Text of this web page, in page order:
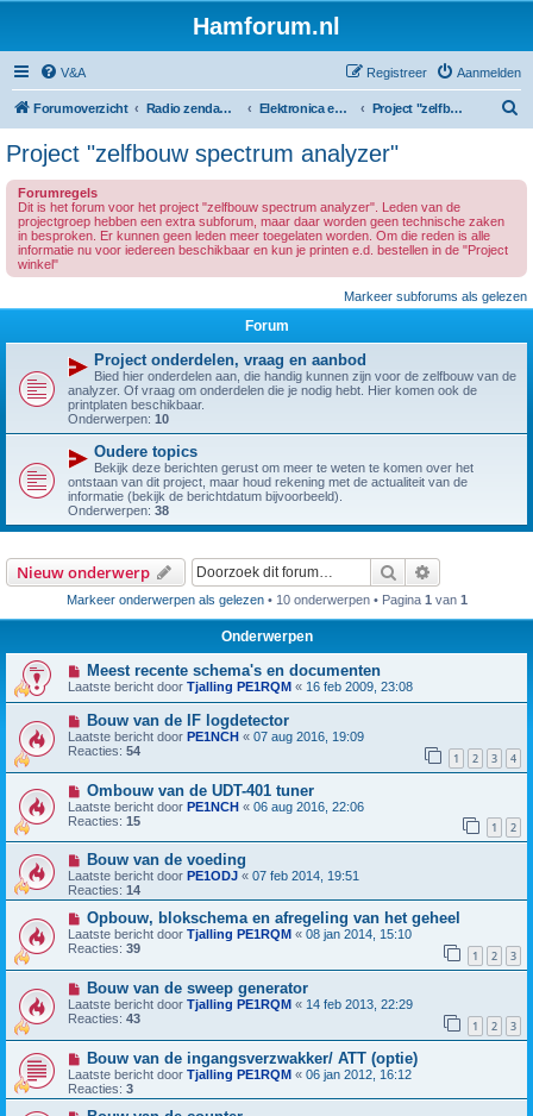
Hamforum.nl
V&A Aanmelden
Registreer
Forumoverzicht Radio zendamateur, luisteramateur en elektronica zelfbouw Elektronica en zelfbouw Project "zelfbouw spectrum analyzer"
Project "zelfbouw spectrum analyzer"
Forumregels
Dit is het forum voor het project "zelfbouw spectrum analyzer". Leden van de
projectgroep hebben een extra subforum, maar daar worden geen technische zaken
in besproken. Er kunnen geen leden meer toegelaten worden. Om die reden is alle
informatie nu voor iedereen beschikbaar en kun je printen e.d. bestellen in de "Project
winkel"
Markeer subforums als gelezen
Forum
Project onderdelen, vraag en aanbod
Bied hier onderdelen aan, die handig kunnen zijn voor de zelfbouw van de
analyzer. Of vraag om onderdelen die je nodig hebt. Hier komen ook de
printplaten beschikbaar.
Onderwerpen: 10
Oudere topics
Bekijk deze berichten gerust om meer te weten te komen over het
ontstaan van dit project, maar houd rekening met de actualiteit van de
informatie (bekijk de berichtdatum bijvoorbeeld).
Onderwerpen: 38
Nieuw onderwerp Zoek
Markeer onderwerpen als gelezen• 10 onderwerpen • Pagina 1 van 1
Onderwerpen
Meest recente schema's en documenten
Laatste bericht door Tjalling PE1RQM « 16 feb 2009, 23:08
Bouw van de IF logdetector
Laatste bericht door PE1NCH « 07 aug 2016, 19:09
Reacties: 54 1 2 3 4
Ombouw van de UDT-401 tuner
Laatste bericht door PE1NCH « 06 aug 2016, 22:06
Reacties: 15 1 2
Bouw van de voeding
Laatste bericht door PE1ODJ « 07 feb 2014, 19:51
Reacties: 14
Opbouw, blokschema en afregeling van het geheel
Laatste bericht door Tjalling PE1RQM « 08 jan 2014, 15:10
Reacties: 39 1 2 3
Bouw van de sweep generator
Laatste bericht door Tjalling PE1RQM « 14 feb 2013, 22:29
Reacties: 43 1 2 3
Bouw van de ingangsverzwakker/ ATT (optie)
Laatste bericht door Tjalling PE1RQM « 06 jan 2012, 16:12
Reacties: 3